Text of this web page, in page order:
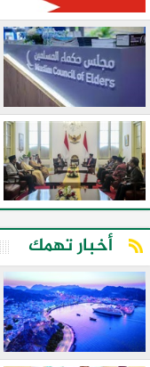
أخبار تهمك